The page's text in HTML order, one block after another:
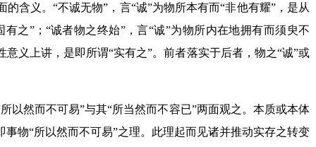
含义。“不诚无物”，言“诚”为物所本有而“非他有耀”，是从
之”；“诚者物之终始”，言“诚”为物所内在地拥有而须臾不
义上讲，是即所谓“实有之”。前者落实于后者，物之“诚”或
以然而不可易”与其“所当然而不容已”两面观之。本质或本体
物“所以然而不可易”之理。此理起而见诸并推动实存之转变